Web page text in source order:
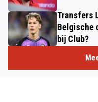
Transfers
Belgische
bij Club?